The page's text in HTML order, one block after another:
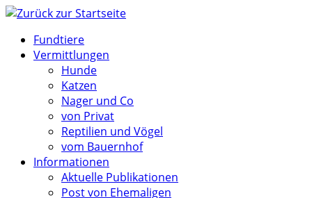
Zum
springenFundtiere
Vermittlungen
Hunde
Katzen
Nager und Co
von Privat
Reptilien und Vögel
vom Bauernhof
Informationen
Aktuelle Publikationen
Post von Ehemaligen